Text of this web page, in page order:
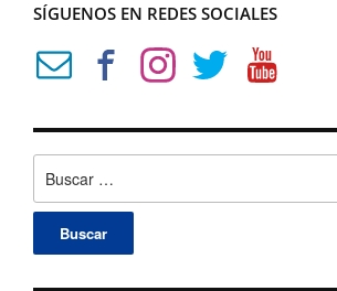
SÍGUENOS EN REDES SOCIALES